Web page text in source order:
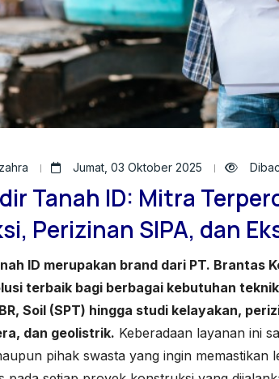
Jumat, 03 Oktober 2025
Tanah ID: Mitra
Perizinan SIPA, dan
ID merupakan brand dari PT. Brantas
terbaik bagi berbagai kebutuhan
Soil (SPT) hingga studi kelayakan,
dan geolistrik. Keberadaan layanan ini
pihak swasta yang ingin memastikan